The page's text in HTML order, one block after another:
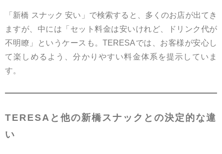
「新橋 スナック 安い」で検索すると、多くのお店が出てき
ますが、中には「セット料金は安いけれど、ドリンク代が
不明瞭」というケースも。TERESAでは、お客様が安心し
て楽しめるよう、分かりやすい料金体系を提示していま
す。
TERESAと他の新橋スナックとの決定的な違
い